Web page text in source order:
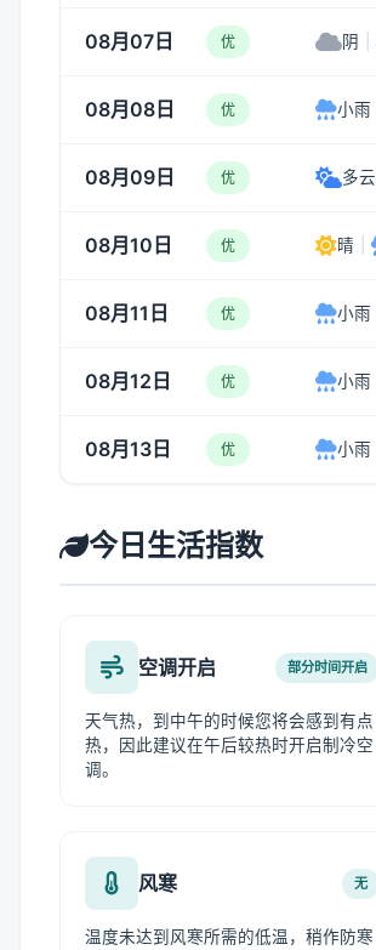
08月07日 优 阴
08月08日 优 小雨
08月09日 优 多云
08月10日 优 晴
08月11日 优 小雨
08月12日 优 小雨
08月13日 优 小雨
今日生活指数
空调开启 部分时间开启
天气热，到中午的时候您将会感到有点
热，因此建议在午后较热时开启制冷空
调。
风寒 无
温度未达到风寒所需的低温，稍作防寒